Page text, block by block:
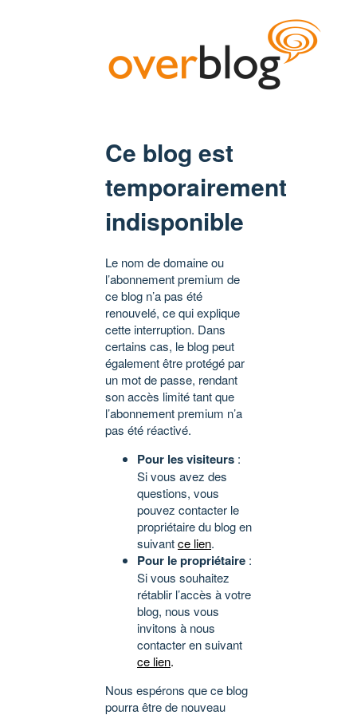
Ce blog est
temporairement
indisponible
Le nom de domaine ou
l’abonnement premium de
ce blog n’a pas été
renouvelé, ce qui explique
cette interruption. Dans
certains cas, le blog peut
également être protégé par
un mot de passe, rendant
son accès limité tant que
l’abonnement premium n’a
pas été réactivé.
Pour les visiteurs :
Si vous avez des
questions, vous
pouvez contacter le
propriétaire du blog en
suivantce lien.
Pour le propriétaire :
Si vous souhaitez
rétablir l’accès à votre
blog, nous vous
invitons à nous
contacter en suivant
ce lien.
Nous espérons que ce blog
pourra être de nouveau